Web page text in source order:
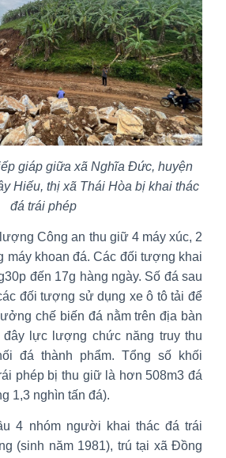
giáp giữa xã Nghĩa Đức, huyện
Hiếu, thị xã Thái Hòa bị khai thác
đá trái phép
Công an thu giữ 4 máy xúc, 2
máy khoan đá. Các đối tượng khai
đến 17g hàng ngày. Số đá sau
đối tượng sử dụng xe ô tô tải để
chế biến đá nằm trên địa bàn
đây lực lượng chức năng truy thu
đá thành phẩm. Tổng số khối
phép bị thu giữ là hơn 508m3 đá
1,3 nghìn tấn đá).
4 nhóm người khai thác đá trái
(sinh năm 1981), trú tại xã Đồng